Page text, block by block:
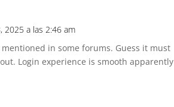
2025 a las 2:46 am
in some forums. Guess it must
Login experience is smooth apparently